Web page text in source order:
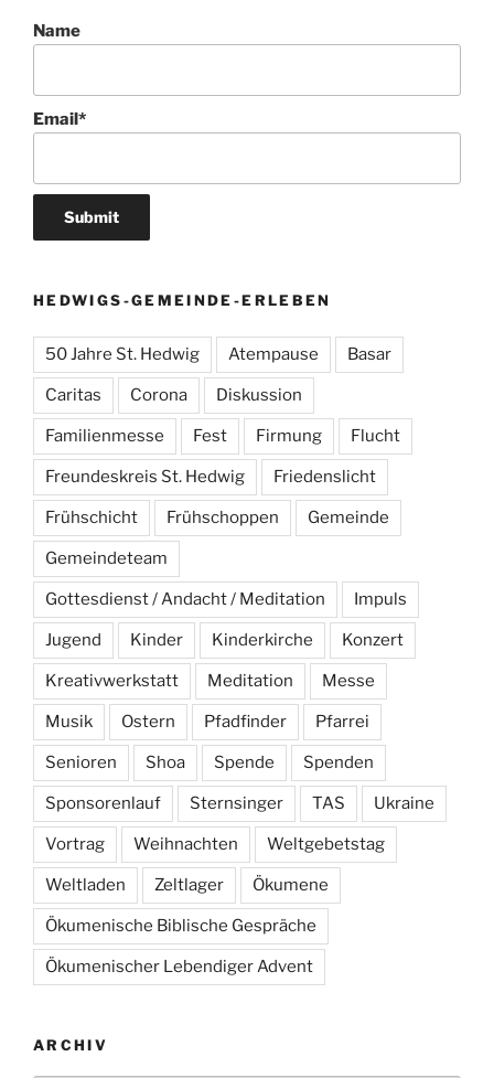
Name
Email*
HEDWIGS-GEMEINDE-ERLEBEN
50 Jahre St. Hedwig Atempause Basar
Caritas Corona Diskussion
Familienmesse Fest Firmung Flucht
Freundeskreis St. Hedwig Friedenslicht
Frühschicht Frühschoppen Gemeinde
Gemeindeteam
Gottesdienst / Andacht / Meditation Impuls
Jugend Kinder Kinderkirche Konzert
Kreativwerkstatt Meditation Messe
Musik Ostern Pfadfinder Pfarrei
Senioren Shoa Spende Spenden
Sponsorenlauf Sternsinger TAS Ukraine
Vortrag Weihnachten Weltgebetstag
Weltladen Zeltlager Ökumene
Ökumenische Biblische Gespräche
Ökumenischer Lebendiger Advent
ARCHIV